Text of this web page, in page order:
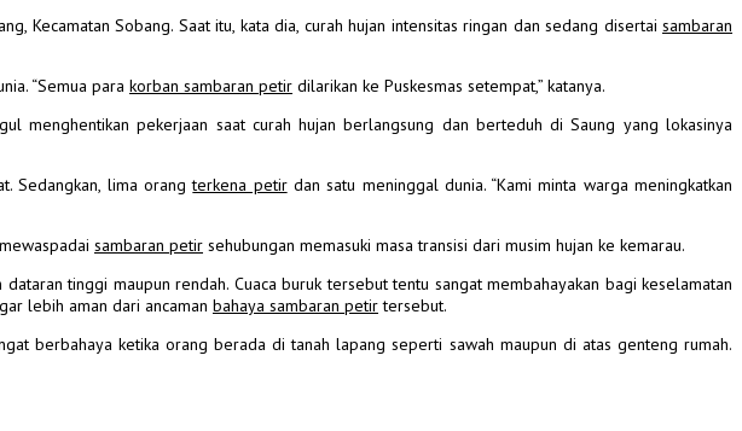
Kecamatan Sobang. Saat itu, kata dia, curah hujan intensitas ringan dan sedang disertaisambaran
“Semua para korban sambaran petir dilarikan ke Puskesmas setempat,” katanya.
menghentikan pekerjaan saat curah hujan berlangsung dan berteduh di Saung yang lokasinya
Sedangkan, lima orangterkena petirdan satu meninggal dunia. “Kami minta warga meningkatkan
sambaran petir sehubungan memasuki masa transisi dari musim hujan ke kemarau.
tinggi maupun rendah. Cuaca buruk tersebut tentu sangat membahayakan bagi keselamatan
lebih aman dari ancaman bahaya sambaran petirtersebut.
berbahaya ketika orang berada di tanah lapang seperti sawah maupun di atas genteng rumah.